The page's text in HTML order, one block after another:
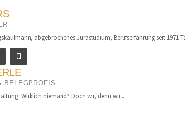
abgebrochenes Jurastudium, Berufserfahrung seit
BELEGPROFIS
Wirklich niemand? Doch wir, denn wir...